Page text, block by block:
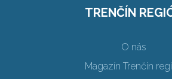
TRENČÍN
O nás
Magazín Trenčín